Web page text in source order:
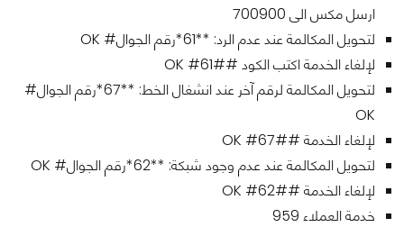
ارسل مكس الى 700900
لتحويل المكالمة عند عدم الرد: **61*رقم الجوال# OK
لإلغاء الخدمة اكتب الكود ##61# OK
لتحويل المكالمة لرقم آخر عند انشغال الخط: **67*رقم الجوال#
OK
لإلغاء الخدمة ##67# OK
لتحويل المكالمة عند عدم وجود شبكة: **62*رقم الجوال# OK
لإلغاء الخدمة ##62# OK
خدمة العملاء 959